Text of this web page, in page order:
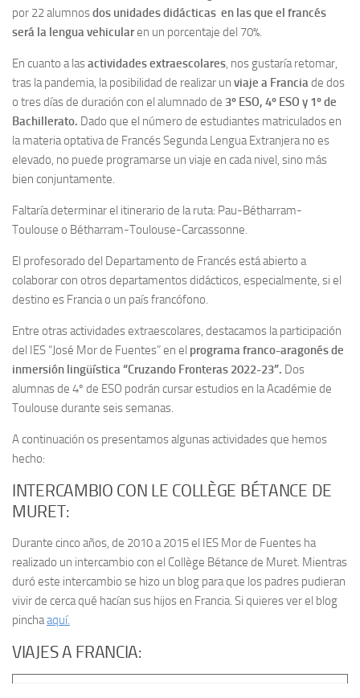
por 22 alumnosdos unidades didácticas en las que el francés
será la lengua vehicularen un porcentaje del 70%.
En cuanto a lasactividades extraescolares, nos gustaría retomar,
tras la pandemia, la posibilidad de realizar un viaje a Franciade dos
o tres días de duración con el alumnado de 3º ESO, 4º ESO y 1º de
Bachillerato. Dado que el número de estudiantes matriculados en
la materia optativa de Francés Segunda Lengua Extranjera no es
elevado, no puede programarse un viaje en cada nivel, sino más
bien conjuntamente.
Faltaría determinar el itinerario de la ruta: Pau-Bétharram-
Toulouse o Bétharram-Toulouse-Carcassonne.
El profesorado del Departamento de Francés está abierto a
colaborar con otros departamentos didácticos, especialmente, si el
destino es Francia o un país francófono.
Entre otras actividades extraescolares, destacamos la participación
del IES “José Mor de Fuentes” en el programa franco-aragonés de
inmersión lingüística “Cruzando Fronteras 2022-23”. Dos
alumnas de 4º de ESO podrán cursar estudios en la Académie de
Toulouse durante seis semanas.
A continuación os presentamos algunas actividades que hemos
hecho:
INTERCAMBIO CON LE COLLÈGE BÉTANCE DE
MURET:
Durante cinco años, de 2010 a 2015 el IES Mor de Fuentes ha
realizado un intercambio con el Collège Bétance de Muret. Mientras
duró este intercambio se hizo un blog para que los padres pudieran
vivir de cerca qué hacían sus hijos en Francia. Si quieres ver el blog
pinchaaquí.
VIAJES A FRANCIA: